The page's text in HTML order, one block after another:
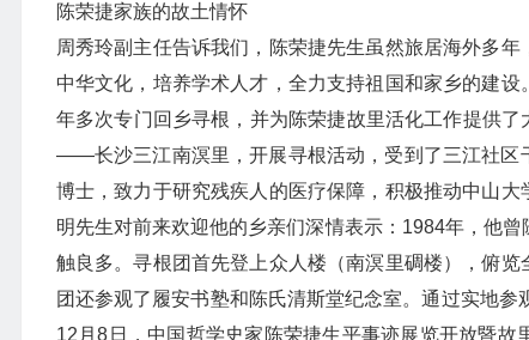
陈荣捷家族的故土情怀
周秀玲副主任告诉我们，陈荣捷先生虽然旅居海外多
中华文化，培养学术人才，全力支持祖国和家乡的建
年多次专门回乡寻根，并为陈荣捷故里活化工作提供
——长沙三江南溟里，开展寻根活动，受到了三江社区
博士，致力于研究残疾人的医疗保障，积极推动中山
明先生对前来欢迎他的乡亲们深情表示：1984年，他
触良多。寻根团首先登上众人楼（南溟里碉楼），俯
团还参观了履安书塾和陈氏清斯堂纪念室。通过实地
12月8日，中国哲学史家陈荣捷生平事迹展览开放暨